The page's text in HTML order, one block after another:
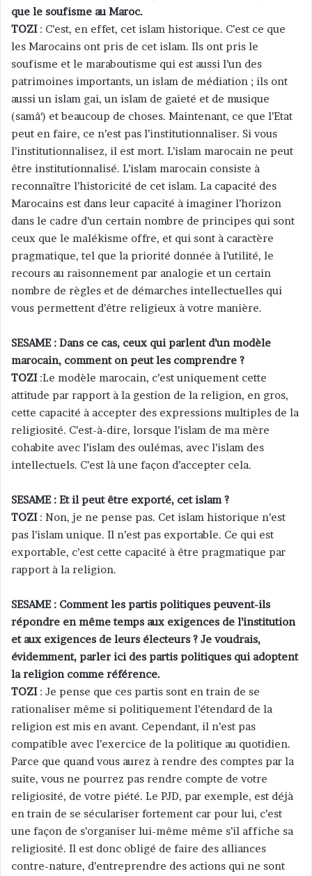
que le soufisme au Maroc.
TOZI : C’est, en effet, cet islam historique. C’est ce que
les Marocains ont pris de cet islam. Ils ont pris le
soufisme et le maraboutisme qui est aussi l’un des
patrimoines importants, un islam de médiation ; ils ont
aussi un islam gai, un islam de gaieté et de musique
(samâ‘) et beaucoup de choses. Maintenant, ce que l’Etat
peut en faire, ce n’est pas l’institutionnaliser. Si vous
l’institutionnalisez, il est mort. L’islam marocain ne peut
être institutionnalisé. L’islam marocain consiste à
reconnaître l’historicité de cet islam. La capacité des
Marocains est dans leur capacité à imaginer l’horizon
dans le cadre d’un certain nombre de principes qui sont
ceux que le malékisme offre, et qui sont à caractère
pragmatique, tel que la priorité donnée à l’utilité, le
recours au raisonnement par analogie et un certain
nombre de règles et de démarches intellectuelles qui
vous permettent d’être religieux à votre manière.
SESAME : Dans ce cas, ceux qui parlent d’un modèle
marocain, comment on peut les comprendre ?
TOZI:Le modèle marocain, c’est uniquement cette
attitude par rapport à la gestion de la religion, en gros,
cette capacité à accepter des expressions multiples de la
religiosité. C’est-à-dire, lorsque l’islam de ma mère
cohabite avec l’islam des oulémas, avec l’islam des
intellectuels. C’est là une façon d’accepter cela.
SESAME : Et il peut être exporté, cet islam ?
TOZI: Non, je ne pense pas. Cet islam historique n’est
pas l’islam unique. Il n’est pas exportable. Ce qui est
exportable, c’est cette capacité à être pragmatique par
rapport à la religion.
SESAME : Comment les partis politiques peuvent-ils
répondre en même temps aux exigences de l’institution
et aux exigences de leurs électeurs ? Je voudrais,
évidemment, parler ici des partis politiques qui adoptent
la religion comme référence.
TOZI : Je pense que ces partis sont en train de se
rationaliser même si politiquement l’étendard de la
religion est mis en avant. Cependant, il n’est pas
compatible avec l’exercice de la politique au quotidien.
Parce que quand vous aurez à rendre des comptes par la
suite, vous ne pourrez pas rendre compte de votre
religiosité, de votre piété. Le PJD, par exemple, est déjà
en train de se séculariser fortement car pour lui, c’est
une façon de s’organiser lui-même même s’il affiche sa
religiosité. Il est donc obligé de faire des alliances
contre-nature, d’entreprendre des actions qui ne sont